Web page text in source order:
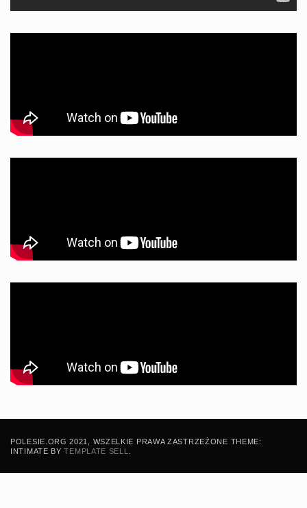
POLESIE.ORG 2021, WSZELKIE PRAWA ZASTRZEŻONE THEME:
INTIMATE BYTEMPLATE SELL